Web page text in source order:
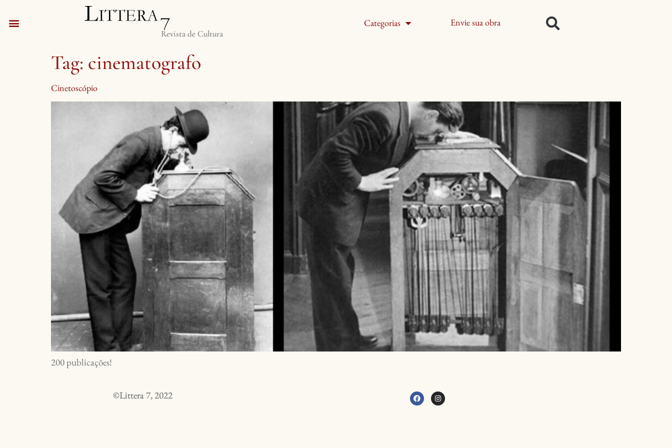
Revista de Cultura
Categorias Envie sua obra
Tag: cinematografo
Cinetoscópio
200 publicações!
©Littera 7, 2022